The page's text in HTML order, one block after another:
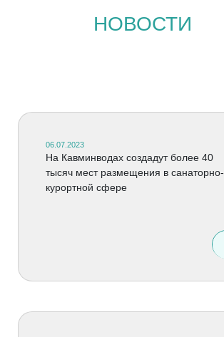
НОВОСТИ
06.07.2023
На Кавминводах создадут более 40
тысяч мест размещения в санаторно-
курортной сфере